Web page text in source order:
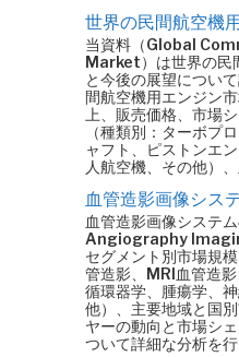
世界の民間航空機
当資料（Global
Market）は世界の民
と今後の展望につい
間航空機用エンジン
上、販売価格、市場
（種類別：ターボプ
ャフト、ピストンエ
人航空機、その他）
血管造影画像シス
血管造影画像システ
Angiography
セグメント別市場規
管造影、MRI血管造
循環器学、腫瘍学、
他）、主要地域と国
ヤーの動向と市場シ
ついて詳細な分析を